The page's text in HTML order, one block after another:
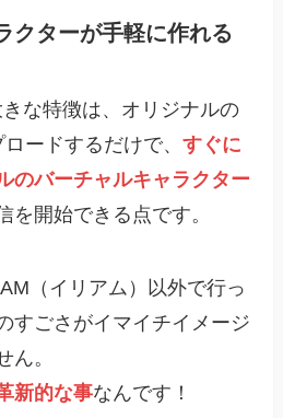
クターが手軽に作れる
な特徴は、オリジナルの
ードするだけで、すぐに
のバーチャルキャラクター
を開始できる点です。
（イリアム）以外で行っ
すごさがイマイチイメージ
ん。
新的な事なんです！